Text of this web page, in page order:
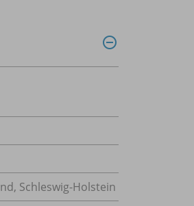
Schleswig-Holstein